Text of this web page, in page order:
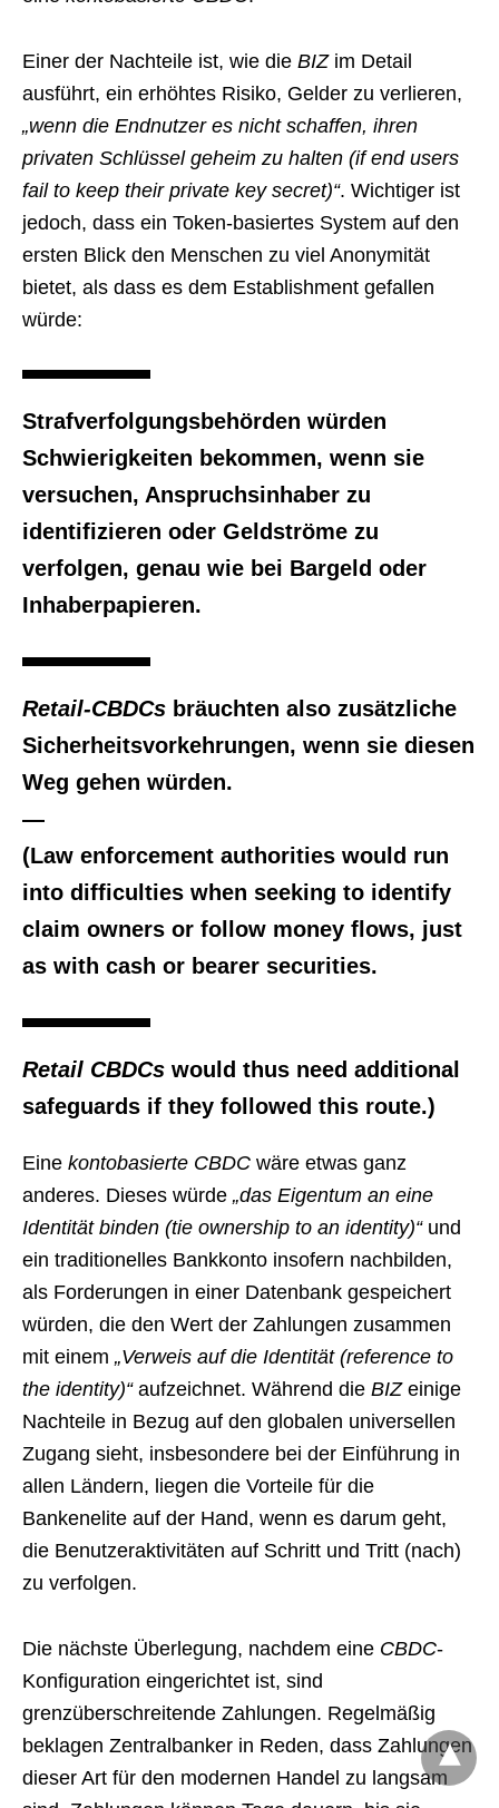
Einer der Nachteile ist, wie die BIZim Detail
ausführt, ein erhöhtes Risiko, Gelder zu verlieren,
„wenn die Endnutzer es nicht schaffen, ihren
privaten Schlüssel geheim zu halten (if end users
fail to keep their private key secret)“. Wichtiger ist
jedoch, dass ein Token-basiertes System auf den
ersten Blick den Menschen zu viel Anonymität
bietet, als dass es dem Establishment gefallen
würde:
Strafverfolgungsbehörden würden
Schwierigkeiten bekommen, wenn sie
versuchen, Anspruchsinhaber zu
identifizieren oder Geldströme zu
verfolgen, genau wie bei Bargeld oder
Inhaberpapieren.
Retail-CBDCs bräuchten also zusätzliche
Sicherheitsvorkehrungen, wenn sie diesen
Weg gehen würden.
—
(Law enforcement authorities would run
into difficulties when seeking to identify
claim owners or follow money flows, just
as with cash or bearer securities.
Retail CBDCs would thus need additional
safeguards if they followed this route.)
Eine kontobasierte CBDC wäre etwas ganz
anderes. Dieses würde „das Eigentum an eine
Identität binden (tie ownership to an identity)“und
ein traditionelles Bankkonto insofern nachbilden,
als Forderungen in einer Datenbank gespeichert
würden, die den Wert der Zahlungen zusammen
mit einem „Verweis auf die Identität (reference to
the identity)“aufzeichnet. Während die BIZeinige
Nachteile in Bezug auf den globalen universellen
Zugang sieht, insbesondere bei der Einführung in
allen Ländern, liegen die Vorteile für die
Bankenelite auf der Hand, wenn es darum geht,
die Benutzeraktivitäten auf Schritt und Tritt (nach)
zu verfolgen.
Die nächste Überlegung, nachdem eine CBDC-
Konfiguration eingerichtet ist, sind
grenzüberschreitende Zahlungen. Regelmäßig
beklagen Zentralbanker in Reden, dass Zahlungen
dieser Art für den modernen Handel zu langsam